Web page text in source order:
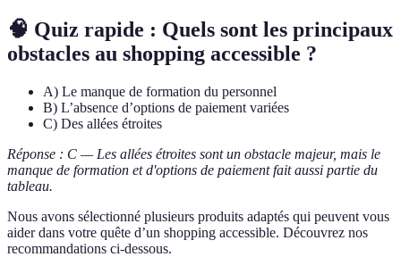
🧠 Quiz rapide : Quels sont les principaux
obstacles au shopping accessible ?
A) Le manque de formation du personnel
B) L’absence d’options de paiement variées
C) Des allées étroites
Réponse : C — Les allées étroites sont un obstacle majeur, mais le
manque de formation et d'options de paiement fait aussi partie du
tableau.
Nous avons sélectionné plusieurs produits adaptés qui peuvent vous
aider dans votre quête d’un shopping accessible. Découvrez nos
recommandations ci-dessous.